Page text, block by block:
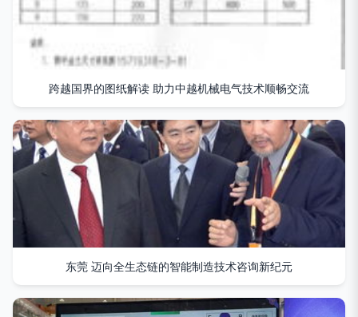
跨越国界的图纸解读 助力中越机械电气技术顺畅交流
东莞 迈向全生态链的智能制造技术咨询新纪元